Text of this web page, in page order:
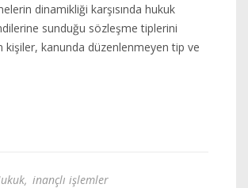
dinamikliği karşısında hukuk
sunduğu sözleşme tiplerini
kişiler, kanunda düzenlenmeyen tip ve
, inançlı işlemler